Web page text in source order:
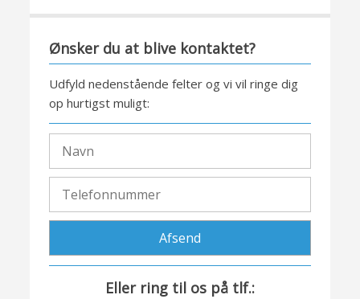
Ønsker du at blive kontaktet?​
​Udfyld nedenstående felter og vi vil ringe dig
op hurtigst muligt:​​​
Eller ring til os på tlf.: